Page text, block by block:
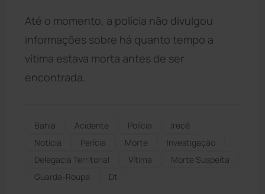
Até o momento, a polícia não divulgou
informações sobre há quanto tempo a
vítima estava morta antes de ser
encontrada.
Bahia Acidente Polícia
Irecê
Notícia
Perícia Morte
Investigação
Delegacia Territorial
Vítima
Morte Suspeita
Guarda-Roupa
Dt